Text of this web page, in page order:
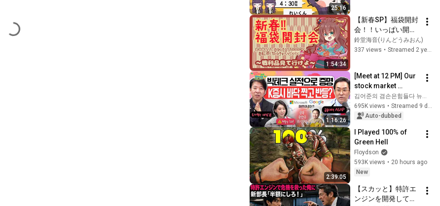
25:16
1:54:34
【新春SP】福袋開封
会！！いっぱい開け
るぞ！！～戦利品見
て行けよ～
鈴堂海音(りんどうみおん)
337 views • Streamed 2 years ago
1:16:26
[Meet at 12 PM] Our
stock market
reclaims 6,000
points thanks to
strong foreign
김어준의 겸손은힘들다 뉴스공장
695K views •
Streamed 9 days ago
Auto-dubbed
2:39:05
I Played 100% of
Green Hell
Floydson
593K views • 20 hours ago
New
【スカッと】特許エ
ンジンを開発して取